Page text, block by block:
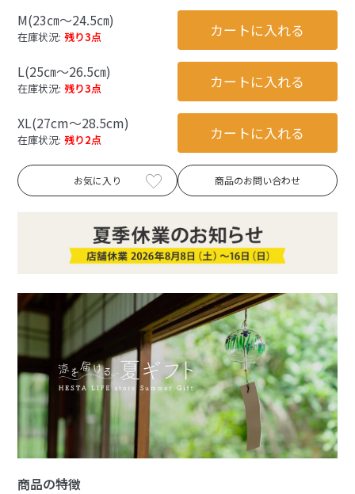
M(23㎝～24.5㎝)
在庫状況: 残り3点 カートに入れる
L(25㎝～26.5㎝)
在庫状況: 残り3点 カートに入れる
XL(27cm～28.5cm)
在庫状況: 残り2点 カートに入れる
お気に入り 商品のお問い合わせ
商品の特徴